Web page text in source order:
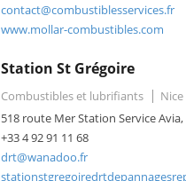
contact@combustiblesservices.fr
www.mollar-combustibles.com
Station St Grégoire
Combustibles et lubrifiants
Nice
518 route Mer Station Service Avia,
+33 4 92 91 11 68
drt@wanadoo.fr